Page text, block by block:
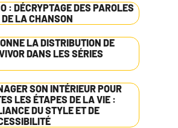
: DÉCRYPTAGE DES PAROLES
LA CHANSON
LA DISTRIBUTION DE
DANS LES SÉRIES
SON INTÉRIEUR POUR
LES ÉTAPES DE LA VIE :
DU STYLE ET DE